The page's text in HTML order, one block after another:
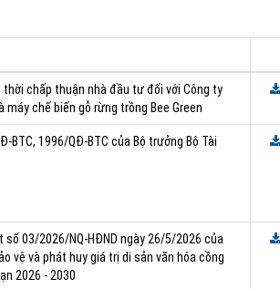
chấp thuận nhà đầu tư đối với Công ty
máy chế biến gỗ rừng trồng Bee Green
1996/QĐ-BTC của Bộ trưởng Bộ Tài
03/2026/NQ-HĐND ngày 26/5/2026 của
vệ và phát huy giá trị di sản văn hóa cồng
2026 - 2030